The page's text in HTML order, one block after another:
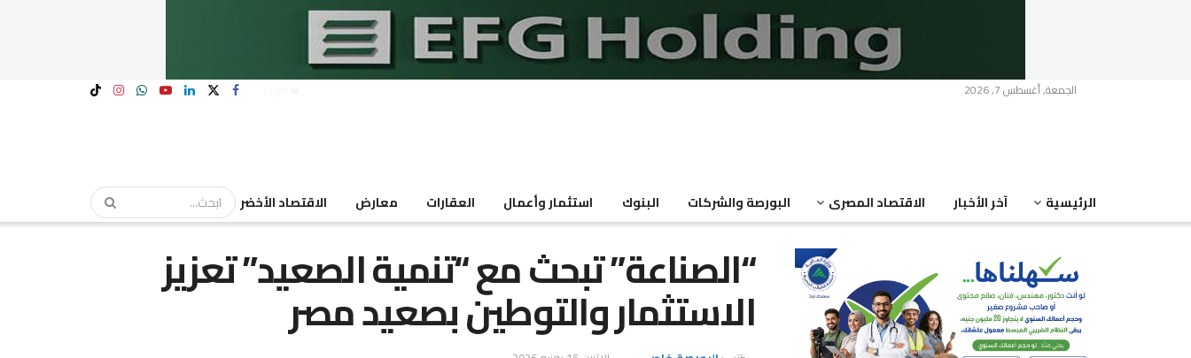
الجمعة, أغسطس 7, 2026
الرئيسية آخر الأخبار الاقتصاد المصرى البورصة والشركات البنوك استثمار وأعمال العقارات معارض الاقتصاد الأخضر
“الصناعة” تبحث مع “تنمية الصعيد” تعزيز
الاستثمار والتوطين بصعيد مصر